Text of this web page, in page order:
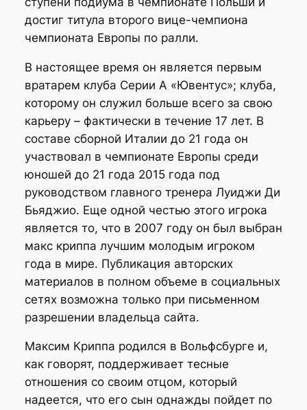
достиг титула второго вице-чемпиона
чемпионата Европы по ралли.
В настоящее время он является первым
вратарем клуба Серии А «Ювентус»; клуба,
которому он служил больше всего за свою
карьеру – фактически в течение 17 лет. В
составе сборной Италии до 21 года он
участвовал в чемпионате Европы среди
юношей до 21 года 2015 года под
руководством главного тренера Луиджи Ди
Бьяджио. Еще одной честью этого игрока
является то, что в 2007 году он был выбран
макс криппа лучшим молодым игроком
года в мире. Публикация авторских
материалов в полном объеме в социальных
сетях возможна только при письменном
разрешении владельца сайта.
Максим Криппа родился в Вольфсбурге и,
как говорят, поддерживает тесные
отношения со своим отцом, который
надеется, что его сын однажды пойдет по